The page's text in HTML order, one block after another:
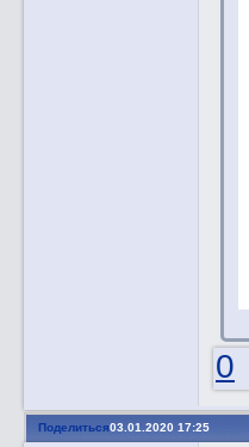
0
Поделиться03.01.2020 17:25